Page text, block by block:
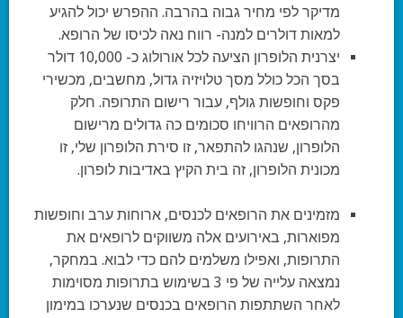
מדיקר לפי מחיר גבוה בהרבה. ההפרש יכול להגיע
למאות דולרים למנה- רווח נאה לכיסו של הרופא.
יצרנית הלופרון הציעה לכל אורולוג כ- 10,000 דולר
בסך הכל כולל מסך טלויזיה גדול, מחשבים, מכשירי
פקס וחופשות גולף, עבור רישום התרופה. חלק
מהרופאים הרוויחו סכומים כה גדולים מרישום
הלופרון, שנהגו להתפאר, זו סירת הלופרון שלי, זו
מכונית הלופרון, זה בית הקיץ באדיבות לופרון.
מזמינים את הרופאים לכנסים, ארוחות ערב וחופשות
מפוארות, באירועים אלה משווקים לרופאים את
התרופות, ואפילו משלמים להם כדי לבוא. במחקר,
נמצאה עלייה של פי 3 בשימוש בתרופות מסוימות
לאחר השתתפות הרופאים בכנסים שנערכו במימון